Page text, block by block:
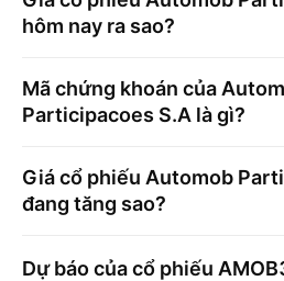
hôm nay ra sao?
Mã chứng khoán của
Participacoes S.A là gì?
Giá cổ phiếu Automob
đang tăng sao?
Dự báo của cổ phiếu